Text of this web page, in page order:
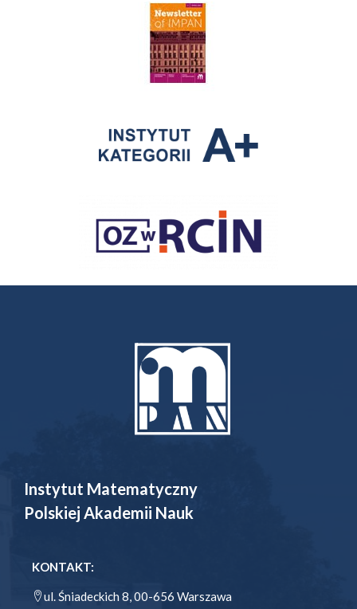
Instytut Matematyczny
Polskiej Akademii Nauk
KONTAKT:
ul. Śniadeckich 8, 00-656 Warszawa